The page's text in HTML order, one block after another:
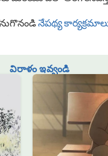
విరాళం ఇవ్వండి
నేపథ్య